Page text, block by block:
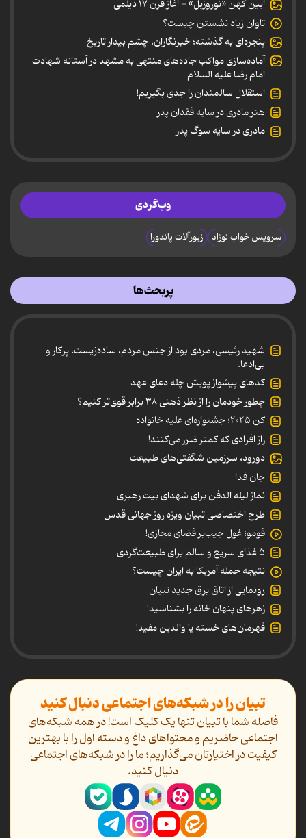
آیین کهن «نوروزبل» - آغاز قرن ۱۷ دیلمی
تاوان زیاد نشستن چیست؟
پنجره‌ای به گذشته؛ خبرنگاران، چشم بیدار تاریخ
آماده‌سازی مواکب جاده‌های منتهی به مشهد در آستانه شهادت
امام رضا علیه السلام
استقلال سالمندان را جدی بگیریم!
هنر مادری در سایه‌ فقدان پدر
مادری در سایه سوگ پدر
وب‌گردی
سرویس خواب نوزاد زیورآلات پاندورا
پربحث‌ها
شهید رئیسی، مردی بود از جنس مردم، ساده‌زیست، پرکار و
بی‌ادعا.
کدهای پیشواز پویش چله دعای عهد
چطور خودمان را از نظر ذهنی ۳۸ برابر قوی‌تر کنیم؟
کن ۲۰۲۵؛ جشنواره‌ای علیه خانواده
راز افرادی که کمتر ضرر می‌کنند!
دورود، سرزمین شگفتی‌های طبیعت
جان فدا
نماز لیله الدفن برای شهدای بیت رهبری
طرح اختصاصی تبیان ویژه روز جهانی قدس
فومو؛ غول جیب‌بر فضای مجازی!
۵ غذای سریع و سالم برای طبیعت‌گردی
نتیجه حمله آمریکا به ایران چیست؟
رونمایی از اتاق برق جدید تبیان
زهرهای پنهان خانه را بشناسید!
قهرمان‌های خسته یا والدین مفید!
تبیان را در شبکه‌های اجتماعی دنبال کنید
فاصله شما با تبیان تنها یک کلیک است! در همه شبکه‌های
اجتماعی حاضریم و محتواهای داغ و دسته اول را با بهترین
کیفیت در اختیارتان می‌گذاریم؛ ما را در شبکه‌های اجتماعی
دنیال کنید.